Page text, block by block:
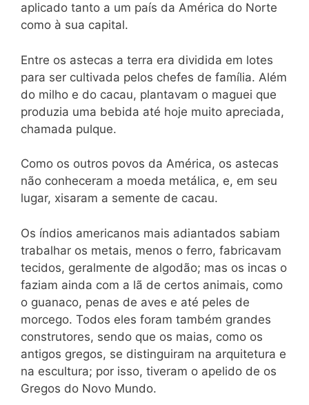
aplicado tanto a um país da América do Norte
como à sua capital.
Entre os astecas a terra era dividida em lotes
para ser cultivada pelos chefes de família. Além
do milho e do cacau, plantavam o maguei que
produzia uma bebida até hoje muito apreciada,
chamada pulque.
Como os outros povos da América, os astecas
não conheceram a moeda metálica, e, em seu
lugar, xisaram a semente de cacau.
Os índios americanos mais adiantados sabiam
trabalhar os metais, menos o ferro, fabricavam
tecidos, geralmente de algodão; mas os incas o
faziam ainda com a lã de certos animais, como
o guanaco, penas de aves e até peles de
morcego. Todos eles foram também grandes
construtores, sendo que os maias, como os
antigos gregos, se distinguiram na arquitetura e
na escultura; por isso, tiveram o apelido de os
Gregos do Novo Mundo.